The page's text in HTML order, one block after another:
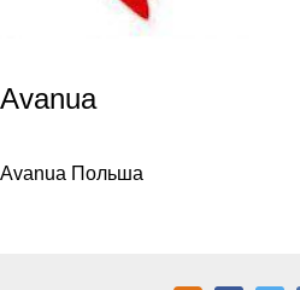
Avanua
Avanua Польша